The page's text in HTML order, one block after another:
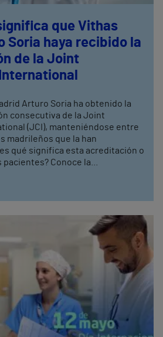
que Vithas
Soria haya recibido la
de la Joint
Arturo Soria ha obtenido la
consecutiva de la Joint
(JCI), manteniéndose entre
madrileños que la han
qué significa esta acreditación o
Conoce la...